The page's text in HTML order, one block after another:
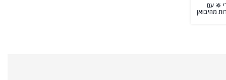
🔆 עם
מהיבואן